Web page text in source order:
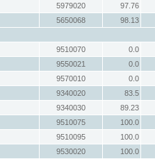
5979020
97.76
5650068
98.13
9510070
0.0
9550021
0.0
9570010
0.0
9340020
83.5
9340030
89.23
9510075
100.0
9510095
100.0
9530020 100.0